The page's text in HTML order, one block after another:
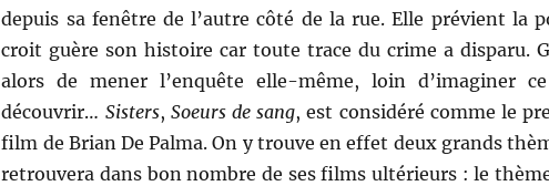
depuis sa fenêtre de l’autre côté de la rue. Elle prévient la
croit guère son histoire car toute trace du crime a disparu.
alors de mener l’enquête elle-même, loin d’imaginer
découvrir… Sisters, Soeurs de sang, est considéré comme le
film de Brian De Palma. On y trouve en effet deux grands
retrouvera dans bon nombre de ses films ultérieurs : le